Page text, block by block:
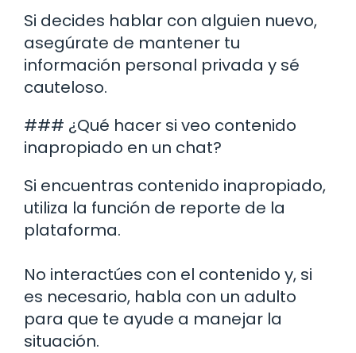
Si decides hablar con alguien nuevo,
asegúrate de mantener tu
información personal privada y sé
cauteloso.
### ¿Qué hacer si veo contenido
inapropiado en un chat?
Si encuentras contenido inapropiado,
utiliza la función de reporte de la
plataforma.
No interactúes con el contenido y, si
es necesario, habla con un adulto
para que te ayude a manejar la
situación.